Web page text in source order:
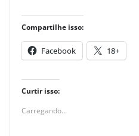
Compartilhe isso:
Facebook 18+
Curtir isso:
Carregando...